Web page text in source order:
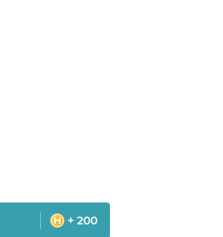
+ 200